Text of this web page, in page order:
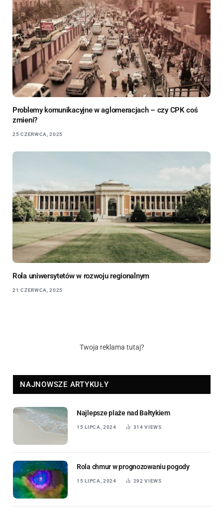
Problemy komunikacyjne w aglomeracjach – czy CPK coś
zmieni?
25 CZERWCA, 2025
Rola uniwersytetów w rozwoju regionalnym
21 CZERWCA, 2025
Twoja reklama tutaj?
NAJNOWSZE ARTYKUŁY
Najlepsze plaże nad Bałtykiem
15 LIPCA, 2024 314VIEWS
Rola chmur w prognozowaniu pogody
15 LIPCA, 2024 292VIEWS